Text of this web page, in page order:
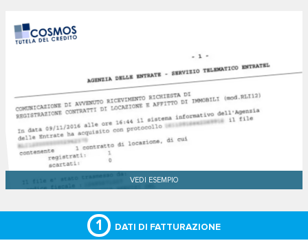
1 DATI DI FATTURAZIONE